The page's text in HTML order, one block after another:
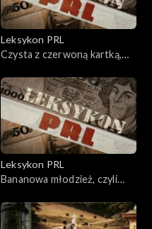
Leksykon PRL
Czysta z czerwoną kartką,
Leksykon PRL
Bananowa młodzież, czyli